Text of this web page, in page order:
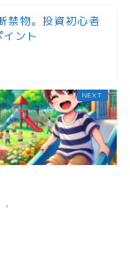
禁物。投資初心者
ント